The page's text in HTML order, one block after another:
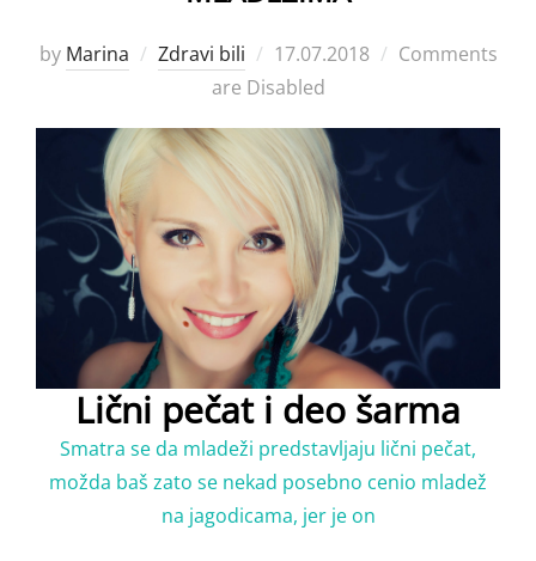
by Marina Zdravi bili
Posted
on
17.07.2018
Comments
are Disabled
Lični pečat i deo šarma
Smatra se da mladeži predstavljaju lični pečat,
možda baš zato se nekad posebno cenio mladež
na jagodicama, jer je on